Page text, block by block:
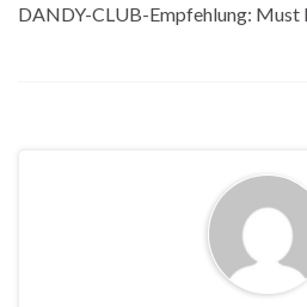
DANDY-CLUB-Empfehlung: Must